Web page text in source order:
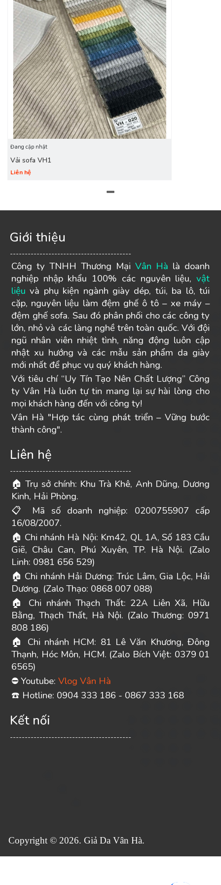
sản phẩm phù hợp nhất.
Hãy đến với Vân Hà để khám phá bộ sưu tập vải bọc sofa
cao cấp, mang đến cho không gian sống của bạn sự tinh tế
và độc đáo nhất!
Đang cập nhật
Vải sofa VH1
Liên hệ
Giới thiệu
-----------------------------------------
Công ty TNHH Thương Mại Vân Hà là doanh
nghiệp nhập khẩu 100% các nguyên liệu, vật
liệu và phụ kiện ngành giày dép, túi, ba lô, túi
cặp, nguyên liệu làm đệm ghế ô tô – xe máy –
đệm ghế sofa. Sau đó phân phối cho các công ty
lớn, nhỏ và các làng nghề trên toàn quốc. Với đội
ngũ nhân viên nhiệt tình, năng động luôn cập
nhật xu hướng và các mẫu sản phẩm da giày
mới nhất để phục vụ quý khách hàng.
Với tiêu chí “Uy Tín Tạo Nên Chất Lượng” Công
ty Vân Hà luôn tự tin mang lại sự hài lòng cho
mọi khách hàng đến với công ty!
Vân Hà "Hợp tác cùng phát triển – Vững bước
thành công".
Liên hệ
-----------------------------------------
🏠 Trụ sở chính: Khu Trà Khê, Anh Dũng, Dương
Kinh, Hải Phòng.
📋
Mã số doanh nghiệp: 0200755907 cấp
16/08/2007.
🏠 Chi nhánh Hà Nội: Km42, QL 1A, Số 183 Cầu
Giẽ, Châu Can, Phú Xuyên, TP. Hà Nội. (Zalo
Linh: 0981 656 529)
🏠 Chi nhánh Hải Dương: Trúc Lâm, Gia Lộc, Hải
Dương. (Zalo Thạo: 0868 007 088)
🏠 Chi nhánh Thạch Thất: 22A Liên Xã, Hữu
Bằng, Thạch Thất, Hà Nội. (Zalo Thương: 0971
808 186)
🏠
Chi nhánh HCM: 81 Lê Văn Khương, Đông
Thạnh, Hóc Môn, HCM. (Zalo Bích Việt: 0379 01
6565)
⛔ Youtube: Vlog Vân Hà
☎ ️ Hotline: 0904 333 186 - 0867 333 168
Kết nối
-----------------------------------------
Copyright © 2026. Giả Da Vân Hà.